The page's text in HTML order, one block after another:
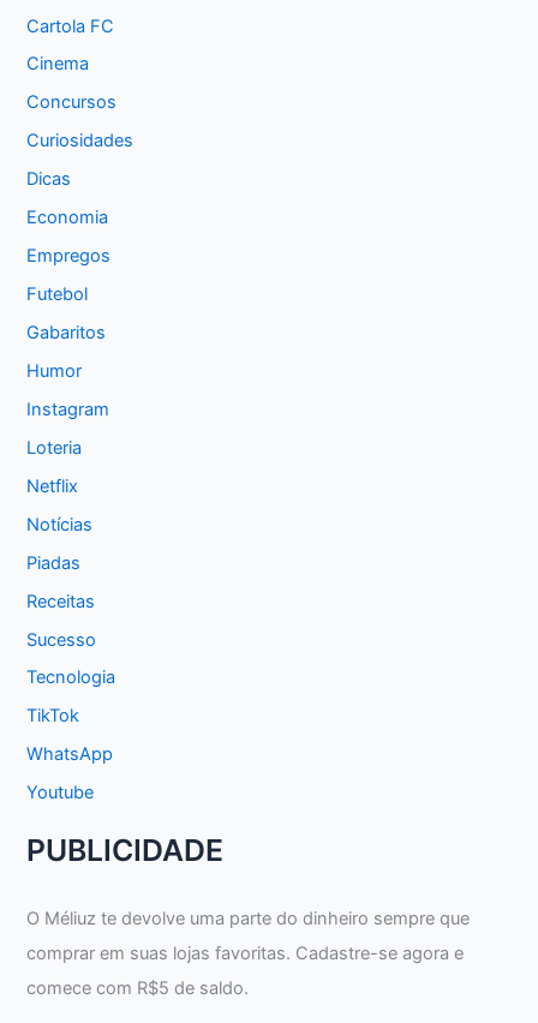
Cartola FC
Cinema
Concursos
Curiosidades
Dicas
Economia
Empregos
Futebol
Gabaritos
Humor
Instagram
Loteria
Netflix
Notícias
Piadas
Receitas
Sucesso
Tecnologia
TikTok
WhatsApp
Youtube
PUBLICIDADE
O Méliuz te devolve uma parte do dinheiro sempre que
comprar em suas lojas favoritas. Cadastre-se agora e
comece com R$5 de saldo.